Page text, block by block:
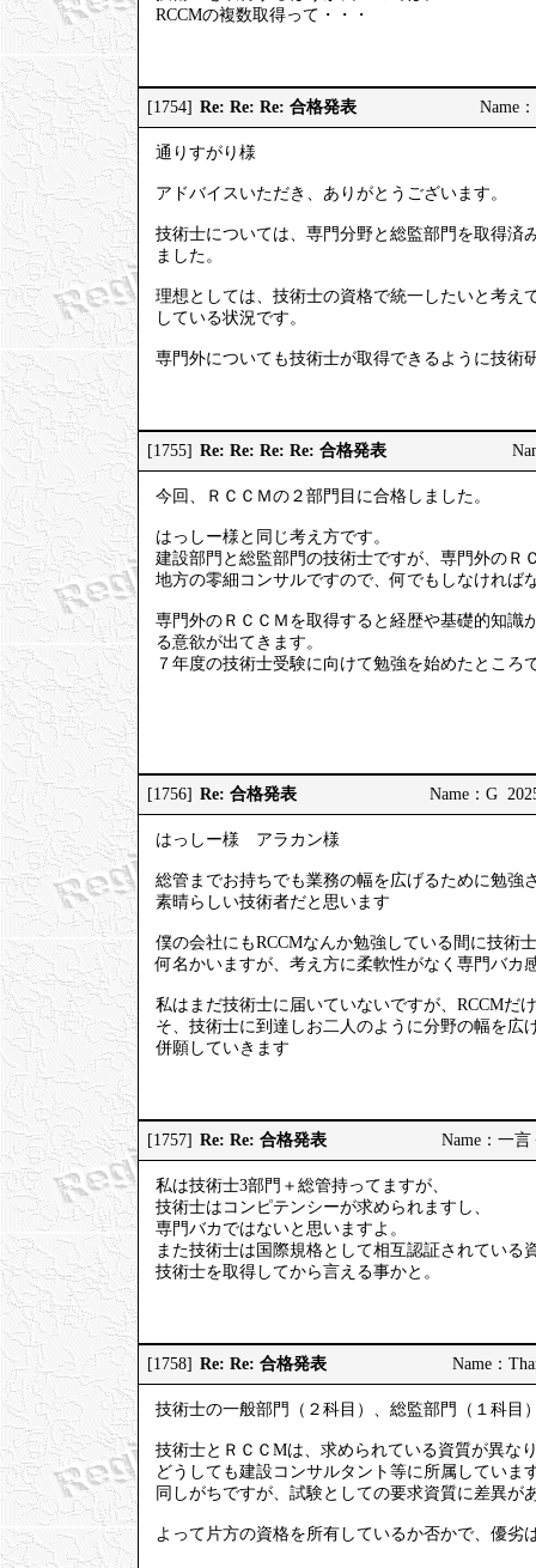
RCCMの複数取得って・・・
[1754] Re: Re: Re: 合格発表 Name
通りすがり様
アドバイスいただき、ありがとうございます。
技術士については、専門分野と総監部門を取得済
ました。
理想としては、技術士の資格で統一したいと考え
している状況です。
専門外についても技術士が取得できるように技術
[1755] Re: Re: Re: Re: 合格発表
今回、ＲＣＣＭの２部門目に合格しました。
はっしー様と同じ考え方です。
建設部門と総監部門の技術士ですが、専門外のＲ
地方の零細コンサルですので、何でもしなければ
専門外のＲＣＣＭを取得すると経歴や基礎的知識
る意欲が出てきます。
７年度の技術士受験に向けて勉強を始めたところ
[1756] Re: 合格発表 Name：G
はっしー様 アラカン様
総管までお持ちでも業務の幅を広げるために勉強
素晴らしい技術者だと思います
僕の会社にもRCCMなんか勉強している間に技術
何名かいますが、考え方に柔軟性がなく専門バカ
私はまだ技術士に届いていないですが、RCCMだ
そ、技術士に到達しお二人のように分野の幅を広
併願していきます
[1757] Re: Re: 合格発表 Name：一
私は技術士3部門＋総管持ってますが、
技術士はコンピテンシーが求められますし、
専門バカではないと思いますよ。
また技術士は国際規格として相互認証されている
技術士を取得してから言える事かと。
[1758] Re: Re: 合格発表 Name：
技術士の一般部門（２科目）、総監部門（１科
技術士とＲＣＣМは、求められている資質が異な
どうしても建設コンサルタント等に所属してい
同しがちですが、試験としての要求資質に差異が
よって片方の資格を所有しているか否かで、優劣